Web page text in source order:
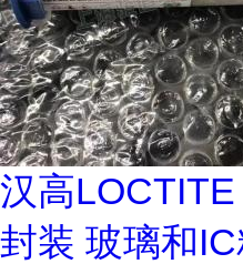
汉高
封装 玻璃和